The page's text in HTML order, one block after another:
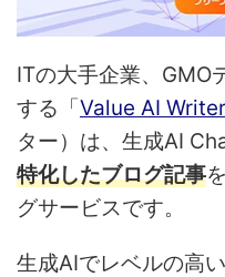
ITの大手企業、GMO
する「Value AI Writer
ター）は、生成AI
特化したブログ記事
グサービスです。
生成AIでレベルの高